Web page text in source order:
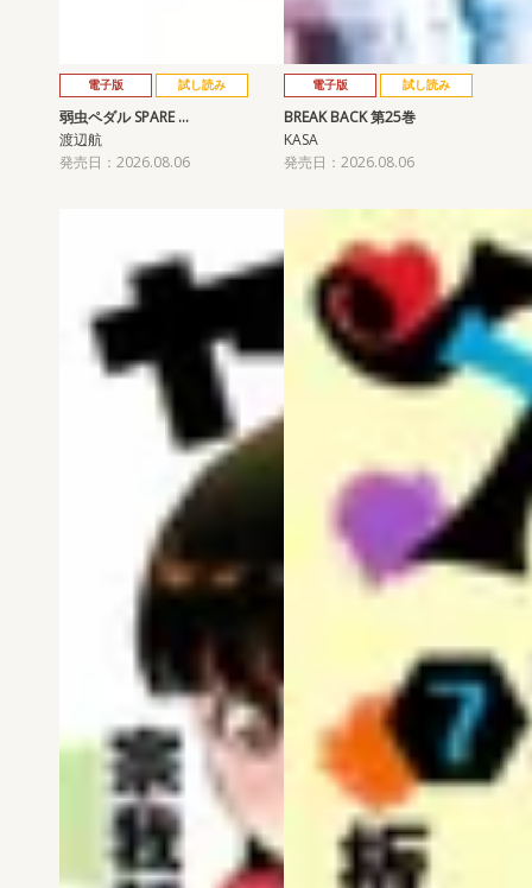
電子版 試し読み
弱虫ペダル SPARE …
渡辺航
発売日：2026.08.06
電子版 試し読み
BREAK BACK 第25巻
KASA
発売日：2026.08.06